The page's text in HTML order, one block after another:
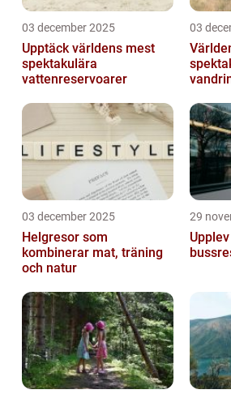
03 december 2025
Upptäck världens mest
spektakulära
vattenreservoarer
03
03 december 2025
Helgresor som
kombinerar mat, träning
och natur
29